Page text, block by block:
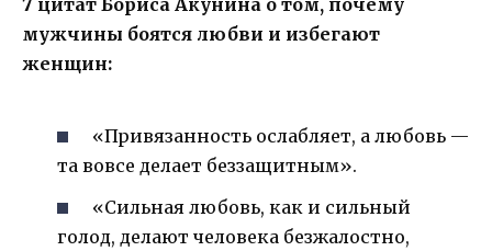
7 цитат Бориса Акунина о том, почему
мужчины боятся любви и избегают
женщин:
«Привязанность ослабляет, а любовь —
та вовсе делает беззащитным».
«Сильная любовь, как и сильный
голод, делают человека безжалостно,